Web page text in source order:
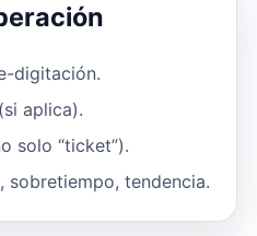
digitación.
aplica).
solo “ticket”).
sobretiempo, tendencia.